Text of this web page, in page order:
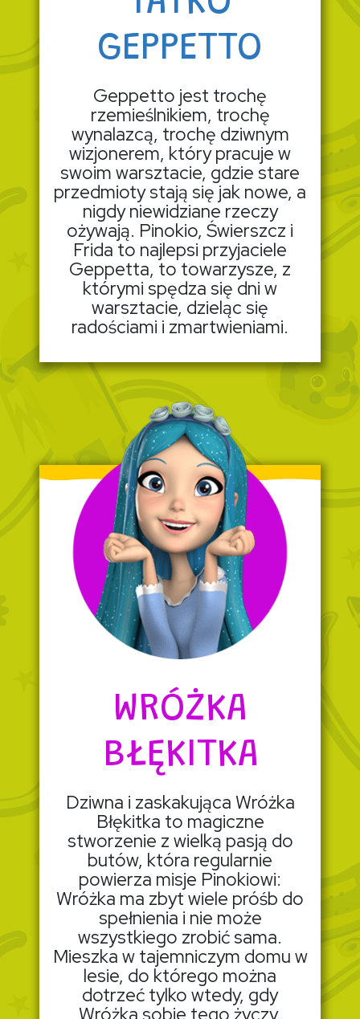
GEPPETTO
Geppetto jest trochę
rzemieślnikiem, trochę
wynalazcą, trochę dziwnym
wizjonerem, który pracuje w
swoim warsztacie, gdzie stare
przedmioty stają się jak nowe, a
nigdy niewidziane rzeczy
ożywają. Pinokio, Świerszcz i
Frida to najlepsi przyjaciele
Geppetta, to towarzysze, z
którymi spędza się dni w
warsztacie, dzieląc się
radościami i zmartwieniami.
WRÓŻKA
BŁĘKITKA
Dziwna i zaskakująca Wróżka
Błękitka to magiczne
stworzenie z wielką pasją do
butów, która regularnie
powierza misje Pinokiowi:
Wróżka ma zbyt wiele próśb do
spełnienia i nie może
wszystkiego zrobić sama.
Mieszka w tajemniczym domu w
lesie, do którego można
dotrzeć tylko wtedy, gdy